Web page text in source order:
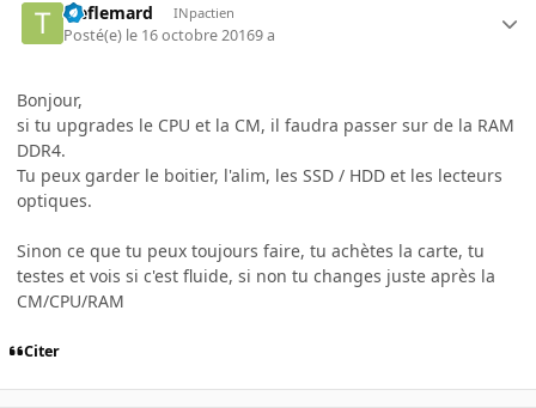
treflemard INpactien
Posté(e) le 16 octobre 20169 a
Bonjour,
si tu upgrades le CPU et la CM, il faudra passer sur de la RAM
DDR4.
Tu peux garder le boitier, l'alim, les SSD / HDD et les lecteurs
optiques.
Sinon ce que tu peux toujours faire, tu achètes la carte, tu
testes et vois si c'est fluide, si non tu changes juste après la
CM/CPU/RAM
Citer